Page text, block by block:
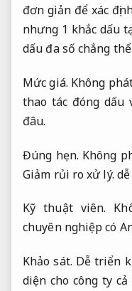
đơn giản để xác
nhưng 1 khắc dấu
dấu đa số chẳng
Mức giá. Không
thao tác đóng
đâu.
Đúng hẹn. Không
Giảm rủi ro xử lý.
Kỹ thuật viên.
chuyên nghiệp có
Khảo sát. Dễ triển
diện cho công ty